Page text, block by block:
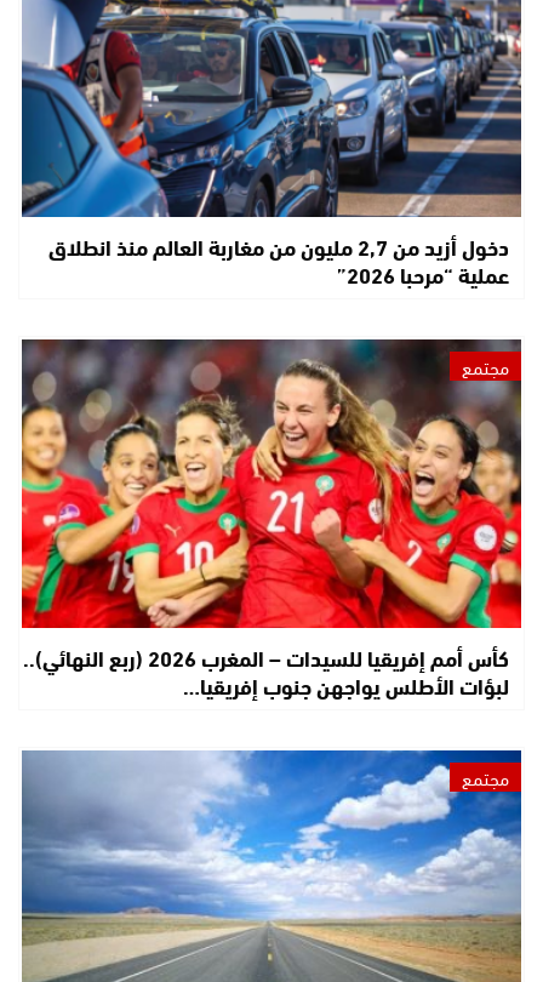
دخول أزيد من 2,7 مليون من مغاربة العالم منذ انطلاق
عملية “مرحبا 2026”
مجتمع
كأس أمم إفريقيا للسيدات – المغرب 2026 (ربع النهائي)..
لبؤات الأطلس يواجهن جنوب إفريقيا…
مجتمع